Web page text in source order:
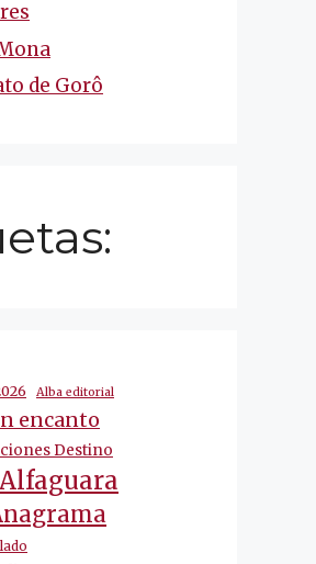
de Gorô
Alba editorial
encanto
Destino